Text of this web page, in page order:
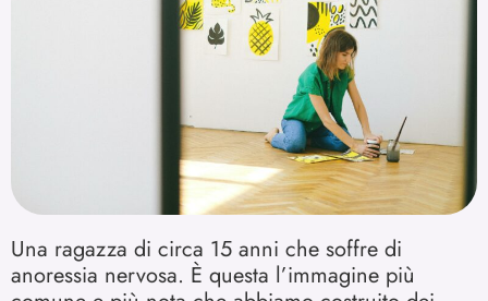
Una ragazza di circa 15 anni che soffre di
anoressia nervosa. È questa l’immagine più